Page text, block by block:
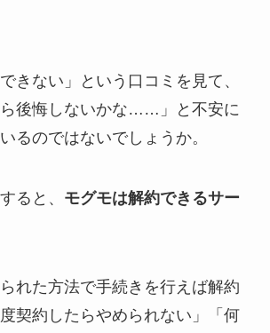
きない」という口コミを見て、
ら後悔しないかな……」と不安に
るのではないでしょうか。
ると、 モグモは解約できるサー
れた方法で手続きを行えば解約
契約したらやめられない」「何